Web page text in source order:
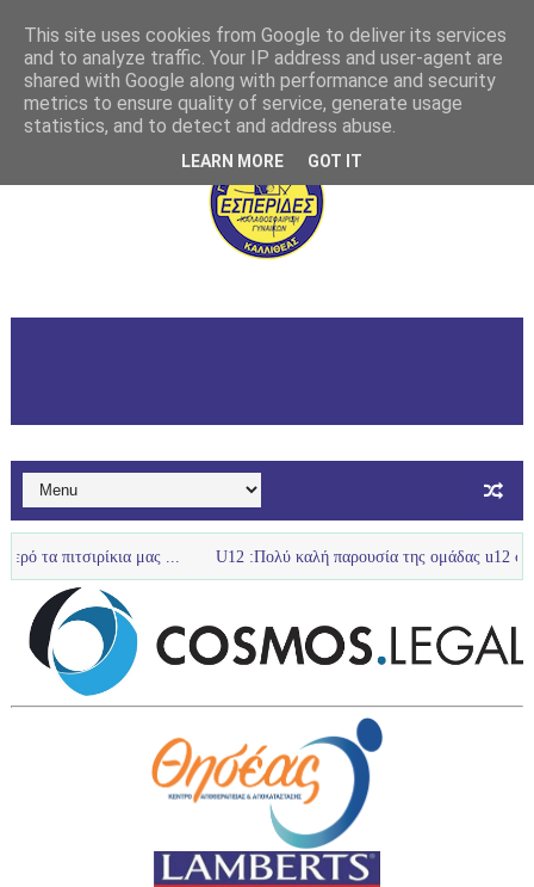
μας ... U12 :Πολύ καλή παρουσία της ομάδας u12 στο τουρνουά
This site uses cookies from Google to deliver its services
and to analyze traffic. Your IP address and user-agent are
shared with Google along with performance and security
metrics to ensure quality of service, generate usage
statistics, and to detect and address abuse.
LEARN MORE GOT IT